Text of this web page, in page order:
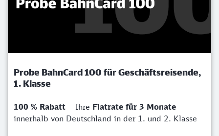
Probe BahnCard 100 für Geschäftsreisende,
1. Klasse
100 % Rabatt – Ihre Flatrate für 3 Monate
innerhalb von Deutschland in der 1. und 2. Klasse